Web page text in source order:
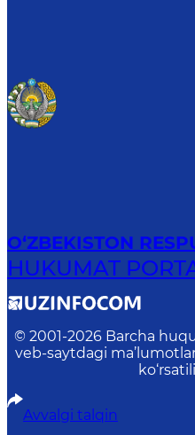
O‘ZBEKISTON
HUKUMAT
© 2001-2026 Barcha
veb-saytdagi
Avvalgi talqin